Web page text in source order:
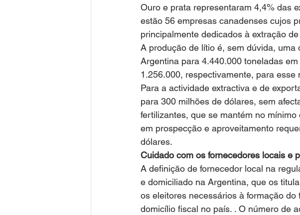
Ouro e prata representaram 4,4% das
estão 56 empresas canadenses cujos
principalmente dedicados à extração de
A produção de lítio é, sem dúvida,
Argentina para 4.440.000 toneladas
1.256.000, respectivamente, para esse
Para a actividade extractiva e de
para 300 milhões de dólares, sem
fertilizantes, que se mantém no
em prospecção e aproveitamento
dólares.
Cuidado com os fornecedores locais e
A definição de fornecedor local na
e domiciliado na Argentina, que os
os eleitores necessários à formação
domicílio fiscal no país. . O número de